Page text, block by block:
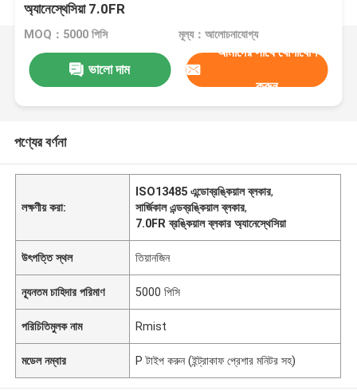
অ্যানেস্থেসিয়া 7.0FR
MOQ：5000 পিসি মূল্য：আলোচনাযোগ্য
ভালো দাম
আমাদের সাথে যোগাযোগ
করুন
পণ্যের বর্ণনা
লক্ষণীয় করা:
ISO13485 এন্ডোব্রঙ্কিয়াল ব্লকার,
সার্জিকাল এন্ডব্রঙ্কিয়াল ব্লকার,
7.0FR ব্রঙ্কিয়াল ব্লকার অ্যানেস্থেসিয়া
উৎপত্তি স্থল তিয়ানজিন
ন্যূনতম চাহিদার পরিমাণ 5000 পিসি
পরিচিতিমুলক নাম Rmist
মডেল নম্বার P টাইপ করুন (ইন্ট্রাকাফ প্রেশার মনিটর সহ)